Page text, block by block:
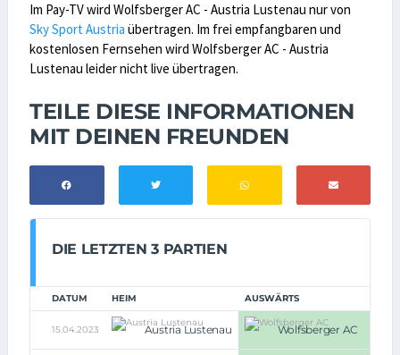
Im Pay-TV wird Wolfsberger AC - Austria Lustenau nur von
Sky Sport Austria übertragen. Im frei empfangbaren und
kostenlosen Fernsehen wird Wolfsberger AC - Austria
Lustenau leider nicht live übertragen.
TEILE DIESE INFORMATIONEN
MIT DEINEN FREUNDEN
DIE LETZTEN 3 PARTIEN
DATUM HEIM AUSWÄRTS
15.04.2023 Austria Lustenau Wolfsberger AC